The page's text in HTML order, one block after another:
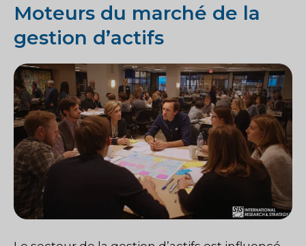
Moteurs du marché de la
gestion d’actifs